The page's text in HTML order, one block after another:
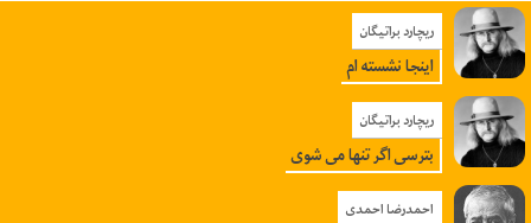
ریچارد براتیگان
اینجا نشسته ام
ریچارد براتیگان
بترسی اگر تنها می شوی
احمدرضا احمدی